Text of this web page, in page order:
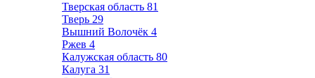
Тверская область 81
Тверь 29
Вышний Волочёк 4
Ржев 4
Калужская область 80
Калуга 31